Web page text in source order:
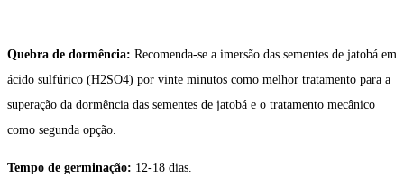
Quebra de dormência: Recomenda-se a imersão das sementes de jatobá em
ácido sulfúrico (H2SO4) por vinte minutos como melhor tratamento para a
superação da dormência das sementes de jatobá e o tratamento mecânico
como segunda opção.
Tempo de germinação: 12-18 dias.